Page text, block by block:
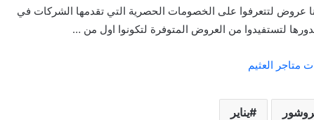
تابعوا موقعنا عروض لتتعرفوا على الخصومات الحصرية التي تقدمها الشركات في
لتستفيدوا من العروض المتوفرة لتكونوا اول من …
العثيم
يناير